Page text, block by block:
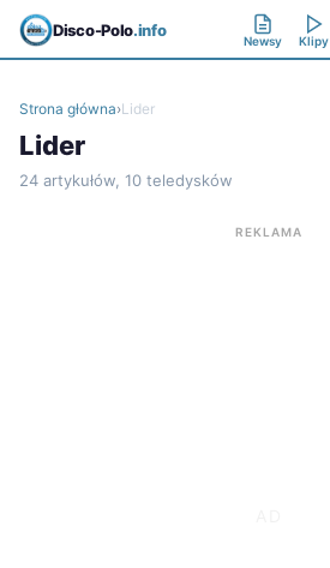
Disco-Polo.info
Newsy Klipy
Strona główna›Lider
Lider
24 artykułów, 10 teledysków
REKLAMA